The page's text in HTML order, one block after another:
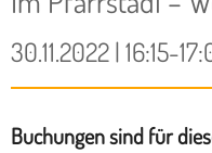
30.11.2022 | 16:15-
Buchungen sind für